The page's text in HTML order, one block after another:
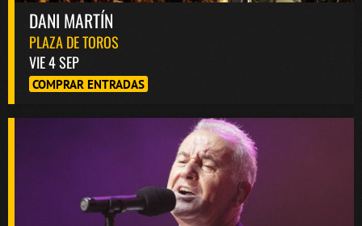
DANI MARTÍN
PLAZA DE TOROS
VIE 4 SEP
COMPRAR ENTRADAS